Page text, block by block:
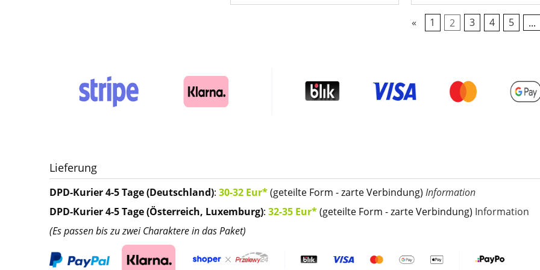
« 1 2 3 4 5 ...
Lieferung
DPD-Kurier 4-5 Tage (Deutschland): 30-32 Eur*(geteilte Form - zarte Verbindung) Information
DPD-Kurier 4-5 Tage (Österreich, Luxemburg): 32-35 Eur*(geteilte Form - zarte Verbindung) Information
(Es passen bis zu zwei Charaktere in das Paket)